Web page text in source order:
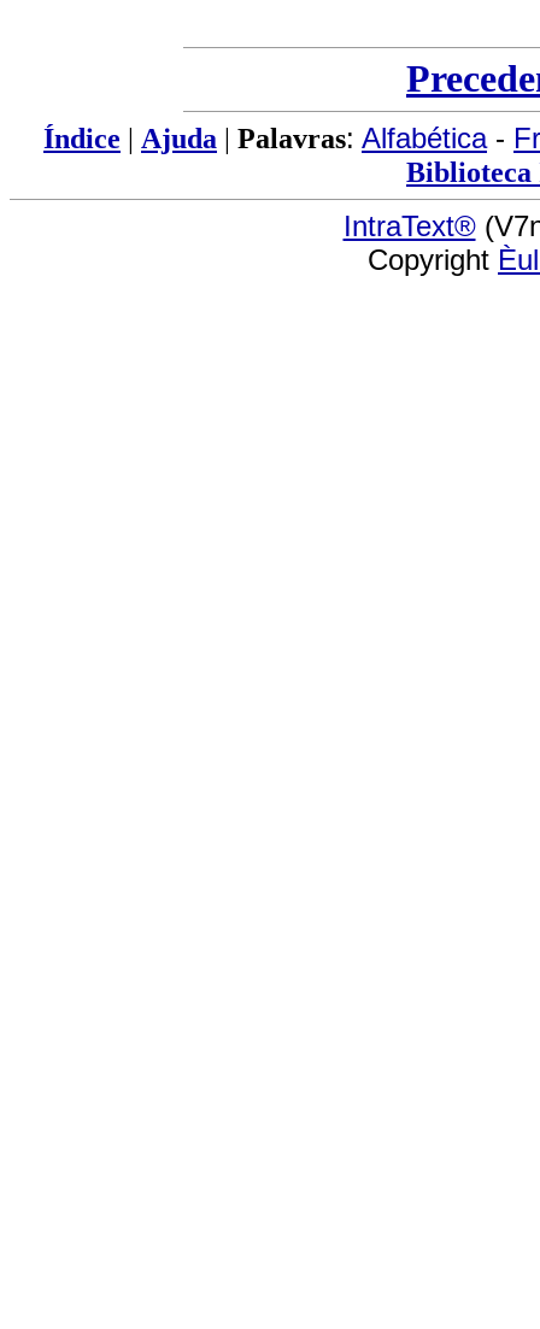
Índice | Ajuda | Palavras: Alfabética-
IntraText®
Copyright